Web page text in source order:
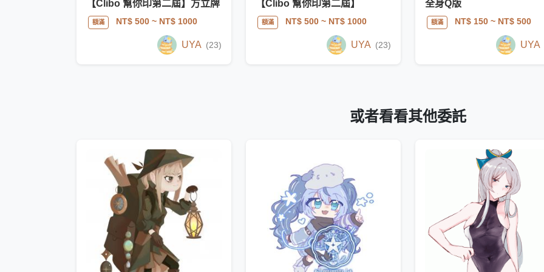
【Clibo 幫你印第二屆】方立牌
額滿 NT$ 500~ NT$ 1000
UYA (23)
【Clibo 幫你印第二屆】
額滿 NT$ 500~ NT$ 1000
UYA (23)
全身Q版
額滿 NT$ 150~ NT$ 500
UYA
或者看看其他委託